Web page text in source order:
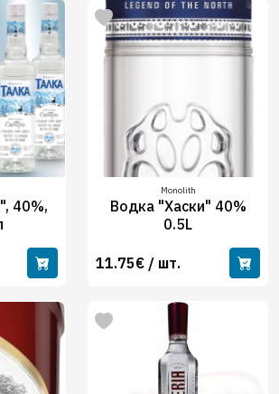
40%,
Monolith
Водка "Хаски" 40%
0.5L
11.75€ / шт.